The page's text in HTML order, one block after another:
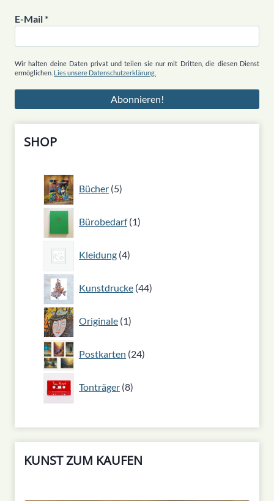
E-Mail*
Wir halten deine Daten privat und teilen sie nur mit Dritten, die diesen Dienst
ermöglichen. Lies unsere Datenschutzerklärung.
SHOP
Bücher 5
5
Produkte
Bürobedarf 1
1
Produkt
Kleidung 4
4
Produkte
Kunstdrucke 44
44
Produkte
Originale 1
1
Produkt
Postkarten 24
24
Produkte
Tonträger 8
8
Produkte
KUNST ZUM KAUFEN